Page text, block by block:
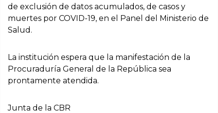
de exclusión de datos acumulados, de casos y
muertes por COVID-19, en el Panel del Ministerio de
Salud.
La institución espera que la manifestación de la
Procuraduría General de la República sea
prontamente atendida.
Junta de la CBR